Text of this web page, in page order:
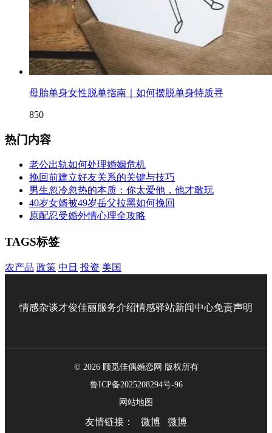
母胎单身女性脱单指南｜如何摆脱单身特质寻
850
热门内容
老公出轨如何处理婚姻危机
挽回前建立好友关系的关键与技巧
男生忽冷忽热的本质：你太爱他，他才敢玩
40岁女婿被49岁岳父拉黑如何挽回
原配忍受婚外情心理全攻略
TAGS标签
农产品 政策 中日 投资 美国
情感杂谈才俊佳丽服务介绍情感驿站新闻中心免责声明
© 2026 顾觅佳偶婚恋网 版权所有
鲁ICP备2025208294号-96
网站地图
友情链接： 微博 微博